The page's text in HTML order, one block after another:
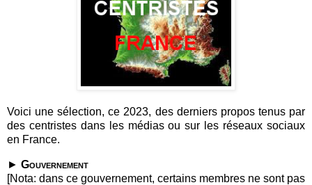
Voici une sélection, ce 2023, des derniers propos tenus par
des centristes dans les médias ou sur les réseaux sociaux
en France.
► Gouvernement
[Nota: dans ce gouvernement, certains membres ne sont pas